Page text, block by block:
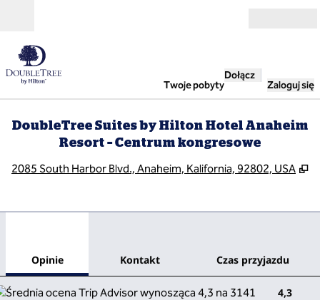
Twoje pobyty
Dołącz
Zaloguj się
DoubleTree Suites by Hilton Hotel Anaheim
Resort – Centrum kongresowe
2085 South Harbor Blvd., Anaheim, Kalifornia, 92802, USA ,
Opinie Kontakt Czas przyjazdu
4,3